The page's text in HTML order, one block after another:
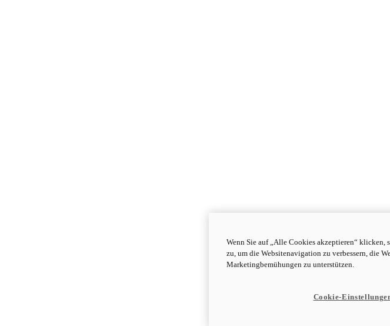
Wenn Sie auf „Alle Cookies akzeptieren“ klicken,
zu, um die Websitenavigation zu verbessern, die
Marketingbemühungen zu unterstützen.
Cookie-